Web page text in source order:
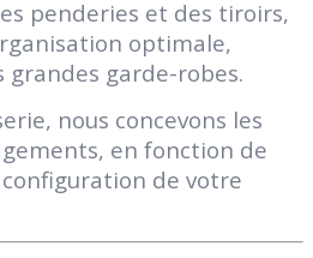
penderies et des tiroirs,
optimale,
grandes garde-robes.
nous concevons les
en fonction de
de votre